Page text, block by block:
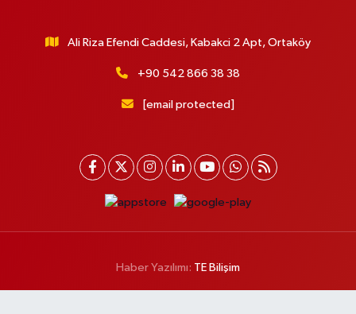
Ali Riza Efendi Caddesi, Kabakci 2 Apt, Ortaköy
+90 542 866 38 38
[email protected]
Haber Yazılımı: TE Bilişim